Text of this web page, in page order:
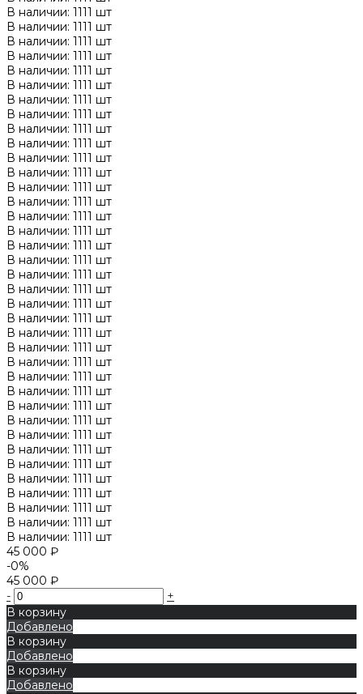
В наличии: 1111 шт
В наличии: 1111 шт
В наличии: 1111 шт
В наличии: 1111 шт
В наличии: 1111 шт
В наличии: 1111 шт
В наличии: 1111 шт
В наличии: 1111 шт
В наличии: 1111 шт
В наличии: 1111 шт
В наличии: 1111 шт
В наличии: 1111 шт
В наличии: 1111 шт
В наличии: 1111 шт
В наличии: 1111 шт
В наличии: 1111 шт
В наличии: 1111 шт
В наличии: 1111 шт
В наличии: 1111 шт
В наличии: 1111 шт
В наличии: 1111 шт
В наличии: 1111 шт
В наличии: 1111 шт
В наличии: 1111 шт
В наличии: 1111 шт
В наличии: 1111 шт
В наличии: 1111 шт
В наличии: 1111 шт
В наличии: 1111 шт
В наличии: 1111 шт
В наличии: 1111 шт
В наличии: 1111 шт
В наличии: 1111 шт
В наличии: 1111 шт
В наличии: 1111 шт
В наличии: 1111 шт
В наличии: 1111 шт
45 000 ₽
-0%
45 000 ₽
-
+
В корзину
Добавлено
В корзину
Добавлено
В корзину
Добавлено